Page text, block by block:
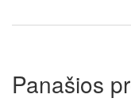
Panašios